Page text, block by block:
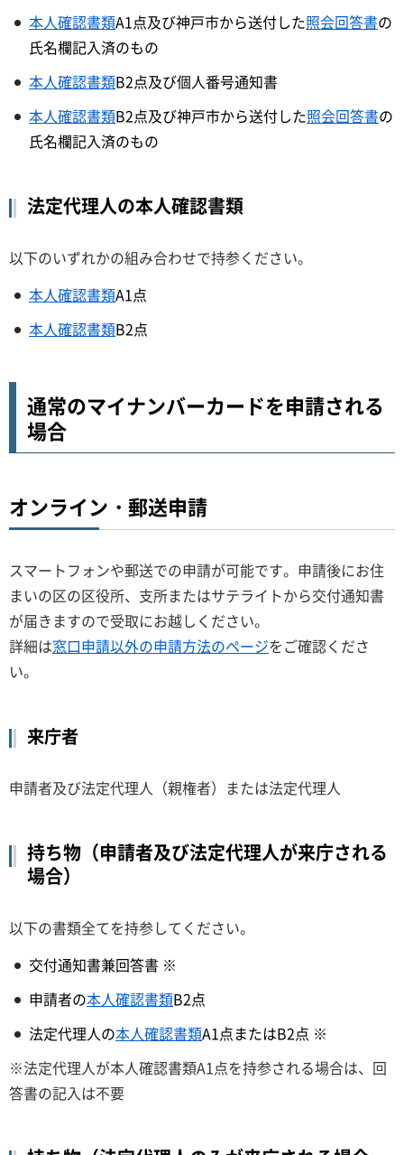
本人確認書類A1点及び神戸市から送付した照会回答書の
氏名欄記入済のもの
本人確認書類B2点及び個人番号通知書
本人確認書類B2点及び神戸市から送付した照会回答書の
氏名欄記入済のもの
法定代理人の本人確認書類
以下のいずれかの組み合わせで持参ください。
本人確認書類A1点
本人確認書類B2点
通常のマイナンバーカードを申請される
場合
オンライン・郵送申請
スマートフォンや郵送での申請が可能です。申請後にお住
まいの区の区役所、支所またはサテライトから交付通知書
が届きますので受取にお越しください。
詳細は窓口申請以外の申請方法のページをご確認くださ
い。
来庁者
申請者及び法定代理人（親権者）または法定代理人
持ち物（申請者及び法定代理人が来庁される
場合）
以下の書類全てを持参してください。
交付通知書兼回答書 ※
申請者の本人確認書類B2点
法定代理人の本人確認書類A1点またはB2点 ※
※法定代理人が本人確認書類A1点を持参される場合は、回
答書の記入は不要